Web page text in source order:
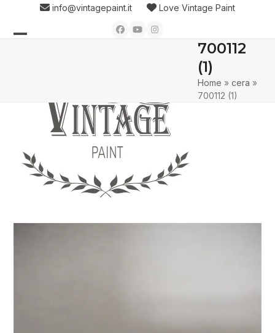
content
info@vintagepaint.it Love Vintage Paint
Facebook
YouTubeInstagram
700112
(1)
Home »cera »
700112 (1)